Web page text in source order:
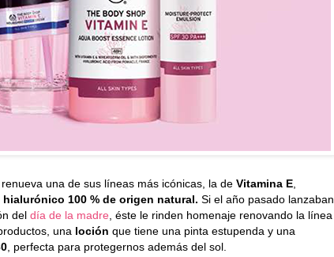
renueva una de sus líneas más icónicas, la de Vitamina E
100 % de origen natural. Si el año pasado lanzaban
del día de la madre , éste le rinden homenaje renovando la línea
una loción que tiene una pinta estupenda y una
, perfecta para protegernos además del sol.